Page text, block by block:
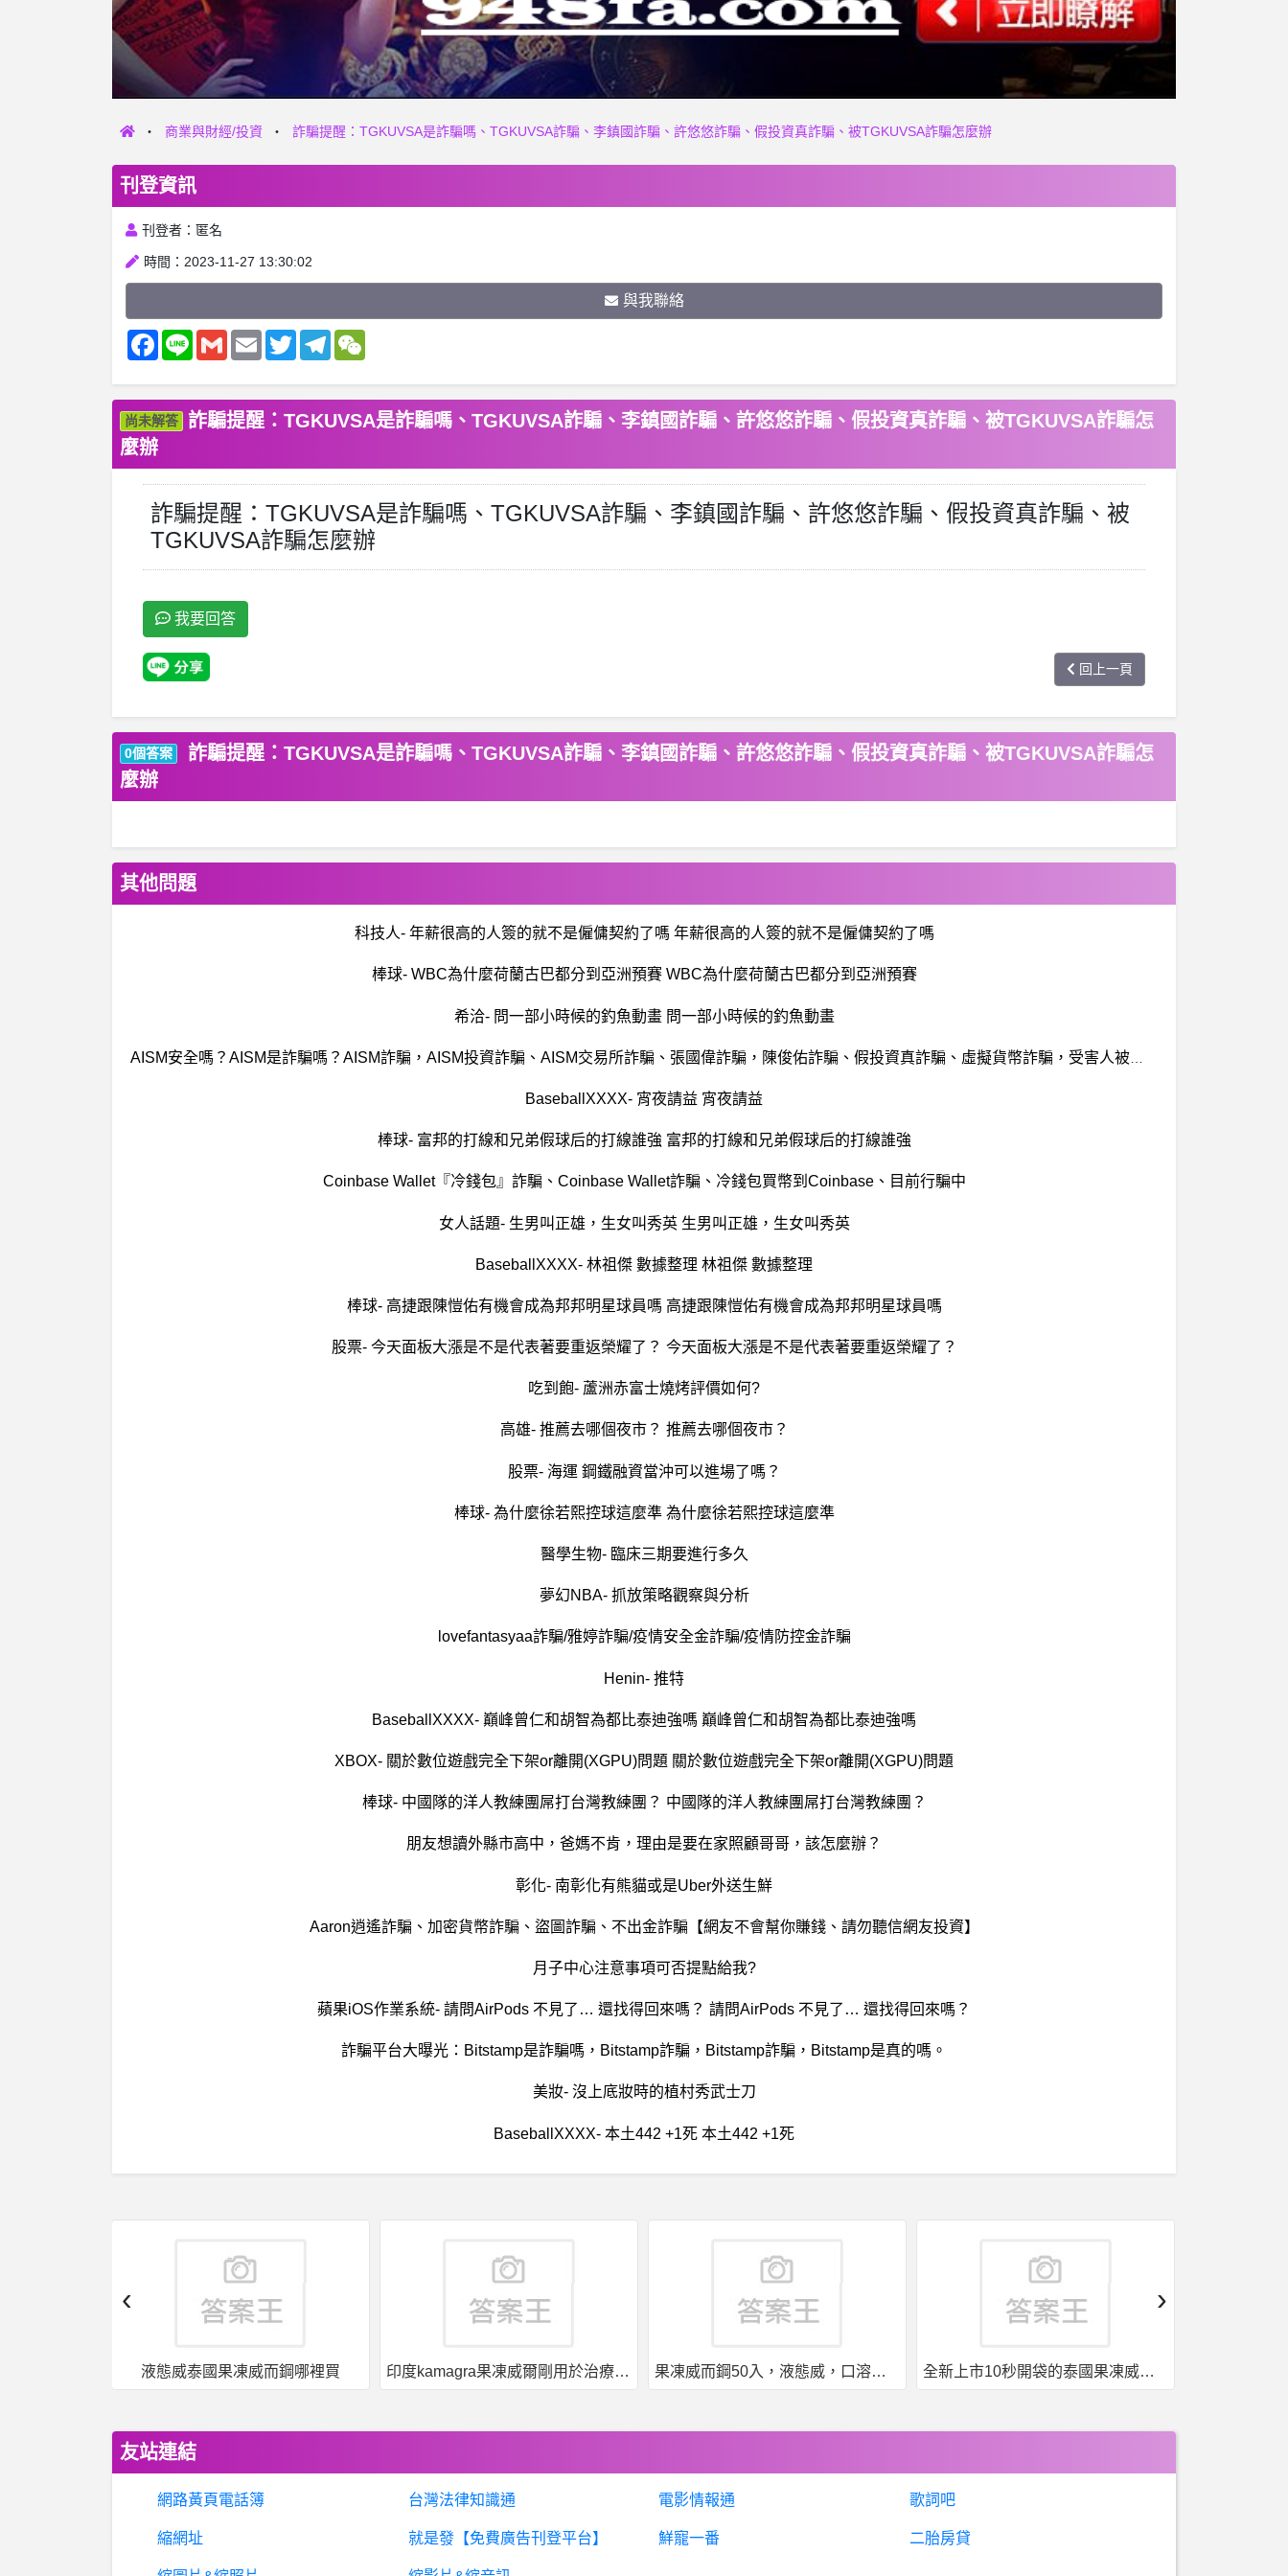
商業與財經/投資 詐騙提醒：TGKUVSA是詐騙嗎、TGKUVSA詐騙、李鎮國詐騙、許悠悠詐騙、假投資真詐騙、被TGKUVSA詐騙怎麼辦
刊登資訊
刊登者：匿名
時間：2023-11-27 13:30:02
與我聯絡
Facebook
Line Gmail Email TwitterTelegram
尚未解答
詐騙提醒：TGKUVSA是詐騙嗎、TGKUVSA詐騙、李鎮國詐騙、許悠悠詐騙、假投資真詐騙、被TGKUVSA詐騙怎
麼辦
詐騙提醒：TGKUVSA是詐騙嗎、TGKUVSA詐騙、李鎮國詐騙、許悠悠詐騙、假投資真詐騙、被
TGKUVSA詐騙怎麼辦
我要回答
回上一頁
0個答案
詐騙提醒：TGKUVSA是詐騙嗎、TGKUVSA詐騙、李鎮國詐騙、許悠悠詐騙、假投資真詐騙、被TGKUVSA詐騙怎
麼辦
其他問題
科技人- 年薪很高的人簽的就不是僱傭契約了嗎 年薪很高的人簽的就不是僱傭契約了嗎
棒球- WBC為什麼荷蘭古巴都分到亞洲預賽 WBC為什麼荷蘭古巴都分到亞洲預賽
希洽- 問一部小時候的釣魚動畫 問一部小時候的釣魚動畫
BaseballXXXX- 宵夜請益 宵夜請益
棒球- 富邦的打線和兄弟假球后的打線誰強 富邦的打線和兄弟假球后的打線誰強
Coinbase Wallet『冷錢包』詐騙、Coinbase Wallet詐騙、冷錢包買幣到Coinbase、目前行騙中
女人話題- 生男叫正雄，生女叫秀英 生男叫正雄，生女叫秀英
BaseballXXXX- 林祖傑 數據整理 林祖傑 數據整理
棒球- 高捷跟陳愷佑有機會成為邦邦明星球員嗎 高捷跟陳愷佑有機會成為邦邦明星球員嗎
股票- 今天面板大漲是不是代表著要重返榮耀了？ 今天面板大漲是不是代表著要重返榮耀了？
吃到飽- 蘆洲赤富士燒烤評價如何?
高雄- 推薦去哪個夜市？ 推薦去哪個夜市？
股票- 海運 鋼鐵融資當沖可以進場了嗎？
棒球- 為什麼徐若熙控球這麼準 為什麼徐若熙控球這麼準
醫學生物- 臨床三期要進行多久
夢幻NBA- 抓放策略觀察與分析
lovefantasyaa詐騙/雅婷詐騙/疫情安全金詐騙/疫情防控金詐騙
Henin- 推特
BaseballXXXX- 巔峰曾仁和胡智為都比泰迪強嗎 巔峰曾仁和胡智為都比泰迪強嗎
XBOX- 關於數位遊戲完全下架or離開(XGPU)問題 關於數位遊戲完全下架or離開(XGPU)問題
棒球- 中國隊的洋人教練團屌打台灣教練團？ 中國隊的洋人教練團屌打台灣教練團？
朋友想讀外縣市高中，爸媽不肯，理由是要在家照顧哥哥，該怎麼辦？
彰化- 南彰化有熊貓或是Uber外送生鮮
Aaron逍遙詐騙、加密貨幣詐騙、盜圖詐騙、不出金詐騙【網友不會幫你賺錢、請勿聽信網友投資】
月子中心注意事項可否提點給我?
蘋果iOS作業系統- 請問AirPods 不見了… 還找得回來嗎？ 請問AirPods 不見了… 還找得回來嗎？
詐騙平台大曝光：Bitstamp是詐騙嗎，Bitstamp詐騙，Bitstamp詐騙，Bitstamp是真的嗎。
美妝- 沒上底妝時的植村秀武士刀
BaseballXXXX- 本土442 +1死 本土442 +1死
液態威泰國果凍威而鋼哪裡買 印度kamagra果凍威爾剛用於治療男性勃起功能障礙 果凍威而鋼50入，液態威，口溶速效 全新上市10秒開袋的泰國果凍威而鋼強勢來襲
‹ ›
友站連結
網路黃頁電話簿 台灣法律知識通 電影情報通 歌詞吧
縮網址 就是發【免費廣告刊登平台】 鮮寵一番 二胎房貸